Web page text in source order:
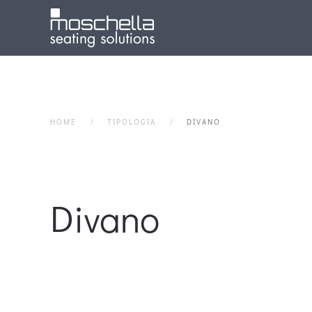
HOME TIPOLOGIA DIVANO
Divano